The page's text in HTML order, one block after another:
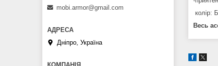
колір:
Весь
mobi.armor@gmail.com
Дніпро, Україна